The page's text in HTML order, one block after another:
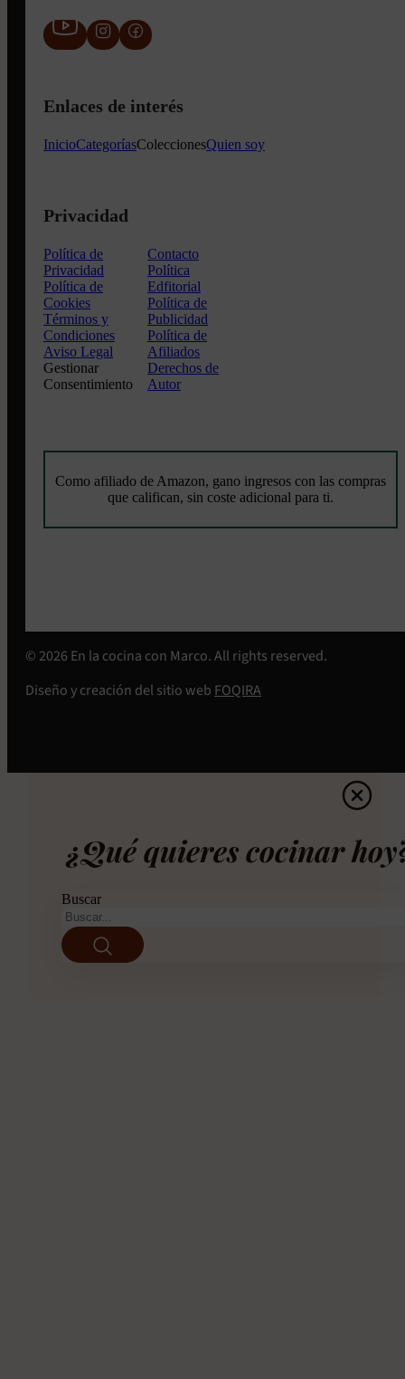
Enlaces de interés
InicioCategoríasColeccionesQuien soy
Privacidad
Política de
Privacidad
Política de
Cookies
Términos y
Condiciones
Aviso Legal
Gestionar
Consentimiento
Contacto
Política
Edfitorial
Política de
Publicidad
Política de
Afiliados
Derechos de
Autor
Como afiliado de Amazon, gano ingresos con las compras
que califican, sin coste adicional para ti.
© 2026 En la cocina con Marco. All rights reserved.
Diseño y creación del sitio web FOQIRA
¿Qué quieres cocinar
Buscar